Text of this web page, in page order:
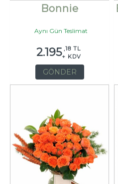
Bonnie
Aynı Gün Teslimat
2.195 ,18 TL
+ KDV
GÖNDER